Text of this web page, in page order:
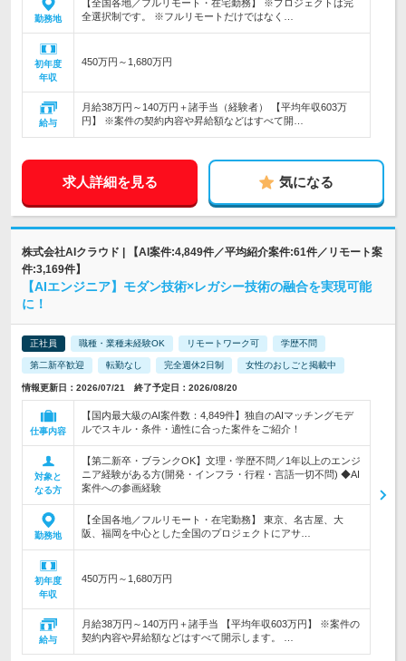
勤務地
【全国各地／フルリモート・在宅勤務】 ※プロジェクトは完
全選択制です。 ※フルリモートだけではなく…
初年度
年収
450万円～1,680万円
給与
月給38万円～140万円＋諸手当（経験者） 【平均年収603万
円】 ※案件の契約内容や昇給額などはすべて開…
求人詳細を見る 気になる
株式会社AIクラウド | 【AI案件:4,849件／平均紹介案件:61件／リモート案
件:3,169件】
【AIエンジニア】モダン技術×レガシー技術の融合を実現可能
に！
正社員 職種・業種未経験OK リモートワーク可 学歴不問
第二新卒歓迎 転勤なし 完全週休2日制 女性のおしごと掲載中
情報更新日：2026/07/21 終了予定日：2026/08/20
仕事内容
【国内最大級のAI案件数：4,849件】独自のAIマッチングモデ
ルでスキル・条件・適性に合った案件をご紹介！
対象と
なる方
【第二新卒・ブランクOK】文理・学歴不問／1年以上のエンジ
ニア経験がある方(開発・インフラ・行程・言語一切不問) ◆AI
案件への参画経験
勤務地
【全国各地／フルリモート・在宅勤務】 東京、名古屋、大
阪、福岡を中心とした全国のプロジェクトにアサ…
初年度
年収
450万円～1,680万円
給与
月給38万円～140万円＋諸手当 【平均年収603万円】 ※案件の
契約内容や昇給額などはすべて開示します。 …